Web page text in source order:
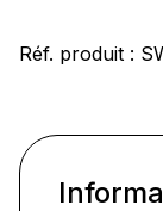
Réf. produit :